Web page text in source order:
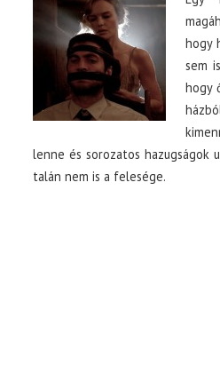
TOP10
KULISSZA
hogy
sem
hogy
lenne és sorozatos hazugságok
talán nem is a felesége.